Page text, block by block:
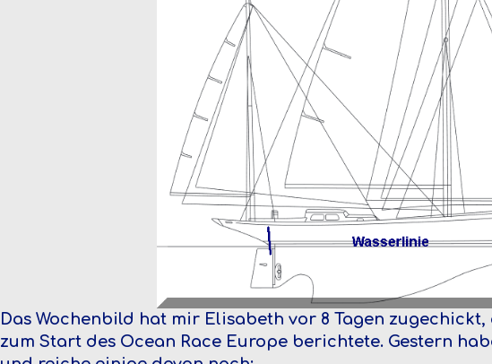
Das Wochenbild hat mir Elisabeth vor 8 Tagen
zum Start des Ocean Race Europe berichtete. Gestern